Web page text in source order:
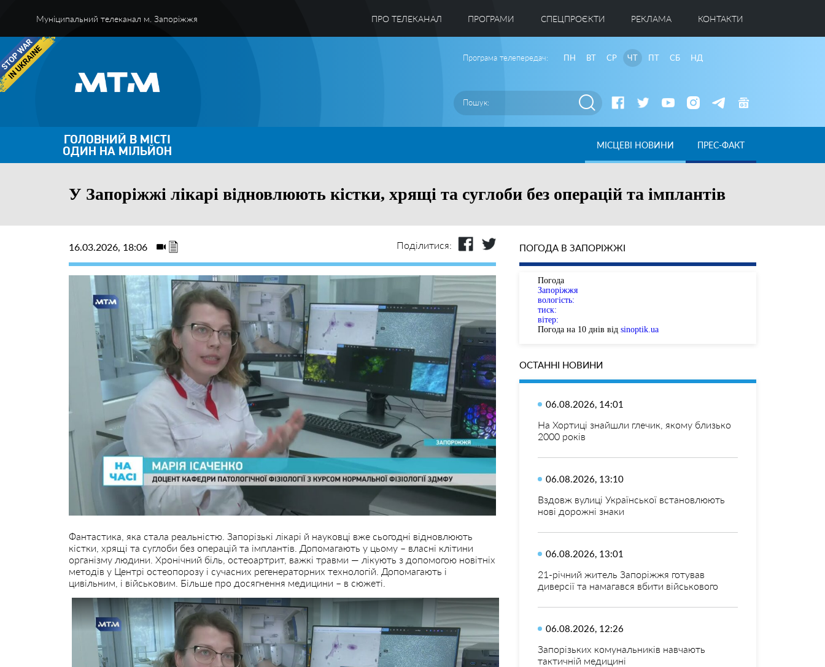
Муніципальний телеканал м. Запоріжжя ПРО ТЕЛЕКАНАЛ ПРОГРАМИ CПЕЦПРОЄКТИ РЕКЛАМА КОНТАКТИ
Програма телепередач: ПН ВТ СР ЧТ ПТ СБ НД
ГОЛОВНИЙ В МІСТІ
ОДИН НА МІЛЬЙОН МІСЦЕВІ НОВИНИ ПРЕС-ФАКТ
У Запоріжжі лікарі відновлюють кістки, хрящі та суглоби без операцій та імплантів
16.03.2026, 18:06 Поділитися:
Фантастика, яка стала реальністю. Запорізькі лікарі й науковці вже сьогодні відновлюють
кістки, хрящі та суглоби без операцій та імплантів. Допомагають у цьому – власні клітини
організму людини. Хронічний біль, остеоартрит, важкі травми — лікують з допомогою новітніх
методів у Центрі остеопорозу і сучасних регенераторних технологій. Допомагають і
цивільним, і військовим. Більше про досягнення медицини – в сюжеті.
ПОГОДА В ЗАПОРІЖЖІ
Погода
Запоріжжя
вологість:
тиск:
вітер:
Погода на 10 днів від sinoptik.ua
ОСТАННІ НОВИНИ
06.08.2026, 14:01
На Хортиці знайшли глечик, якому близько
2000 років
06.08.2026, 13:10
Вздовж вулиці Української встановлюють
нові дорожні знаки
06.08.2026, 13:01
21-річний житель Запоріжжя готував
диверсії та намагався вбити військового
06.08.2026, 12:26
Запорізьких комунальників навчають
тактичній медицині